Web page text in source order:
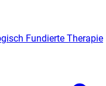
Fundierte Therapie